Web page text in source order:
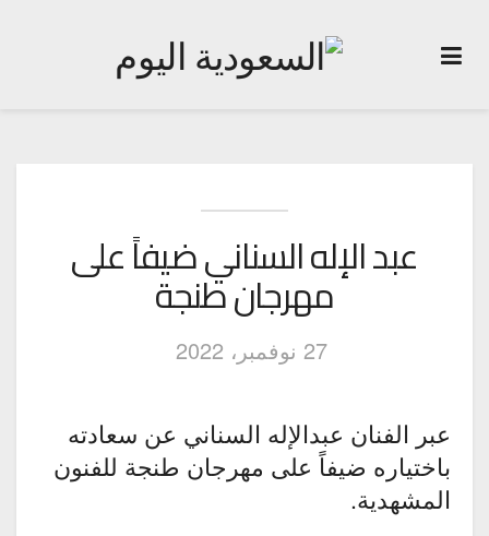
عبد الإله السناني ضيفاً على
مهرجان طنجة
27 نوفمبر، 2022
عبر الفنان عبدالإله السناني عن سعادته
باختياره ضيفاً على مهرجان طنجة للفنون
المشهدية.